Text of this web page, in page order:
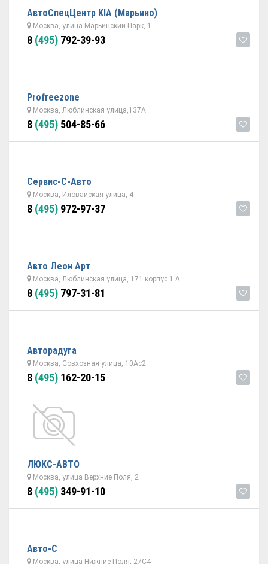
АвтоСпецЦентр KIA (Марьино)
Москва, улица Марьинский Парк, 1
8 (495) 792-39-93
Profreezone
Москва, Люблинская улица,137A
8 (495) 504-85-66
Сервис-С-Авто
Москва, Иловайская улица, 4
8 (495) 972-97-37
Авто Леон Арт
Москва, Люблинская улица, 171 корпус 1 А
8 (495) 797-31-81
Авторадуга
Москва, Совхозная улица, 10Ас2
8 (495) 162-20-15
ЛЮКС-АВТО
Москва, улица Верхние Поля, 2
8 (495) 349-91-10
Авто-С
Москва, улица Нижние Поля, 27С4